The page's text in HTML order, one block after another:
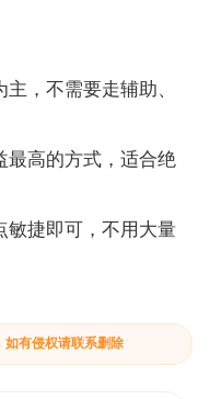
，不需要走辅助、
最高的方式，适合绝
敏捷即可，不用大量
如有侵权请联系删除